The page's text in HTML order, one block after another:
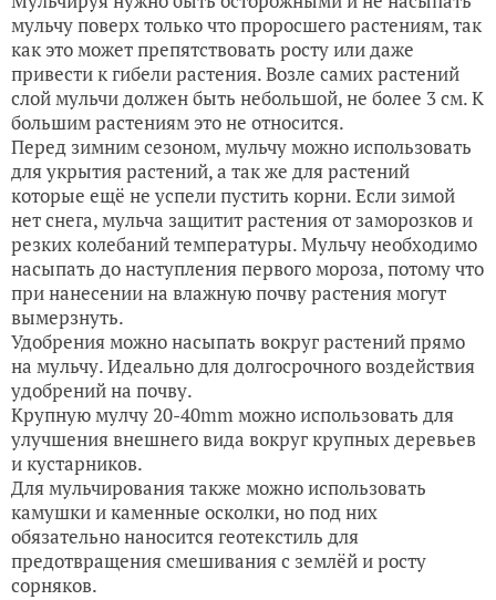
мульчу поверх только что проросшего растениям, так
как это может препятствовать росту или даже
привести к гибели растения. Возле самих растений
слой мульчи должен быть небольшой, не более 3 см. К
большим растениям это не относится.
Перед зимним сезоном, мульчу можно использовать
для укрытия растений, а так же для растений
которые ещё не успели пустить корни. Если зимой
нет снега, мульча защитит растения от заморозков и
резких колебаний температуры. Мульчу необходимо
насыпать до наступления первого мороза, потому что
при нанесении на влажную почву растения могут
вымерзнуть.
Удобрения можно насыпать вокруг растений прямо
на мульчу. Идеально для долгосрочного воздействия
удобрений на почву.
Крупную мулчу 20-40mm можно использовать для
улучшения внешнего вида вокруг крупных деревьев
и кустарников.
Для мульчирования также можно использовать
камушки и каменные осколки, но под них
обязательно наносится геотекстиль для
предотвращения смешивания с землёй и росту
сорняков.